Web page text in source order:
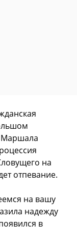
Маршала
на
отпевание.
на вашу
надежду
в